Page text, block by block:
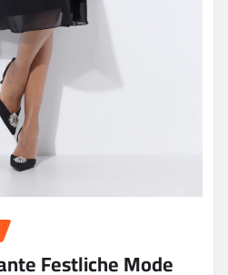
Festliche Mode